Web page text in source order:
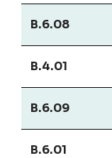
B.6.08
B.4.01
B.6.09
B.6.01